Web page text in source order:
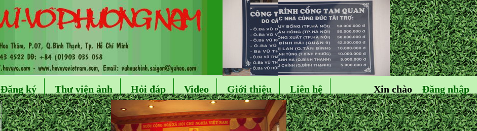
Đăng ký Thư viện ảnh Hỏi đáp Video Giới thiệu Liên hệ Đăng nhập
Xin chào